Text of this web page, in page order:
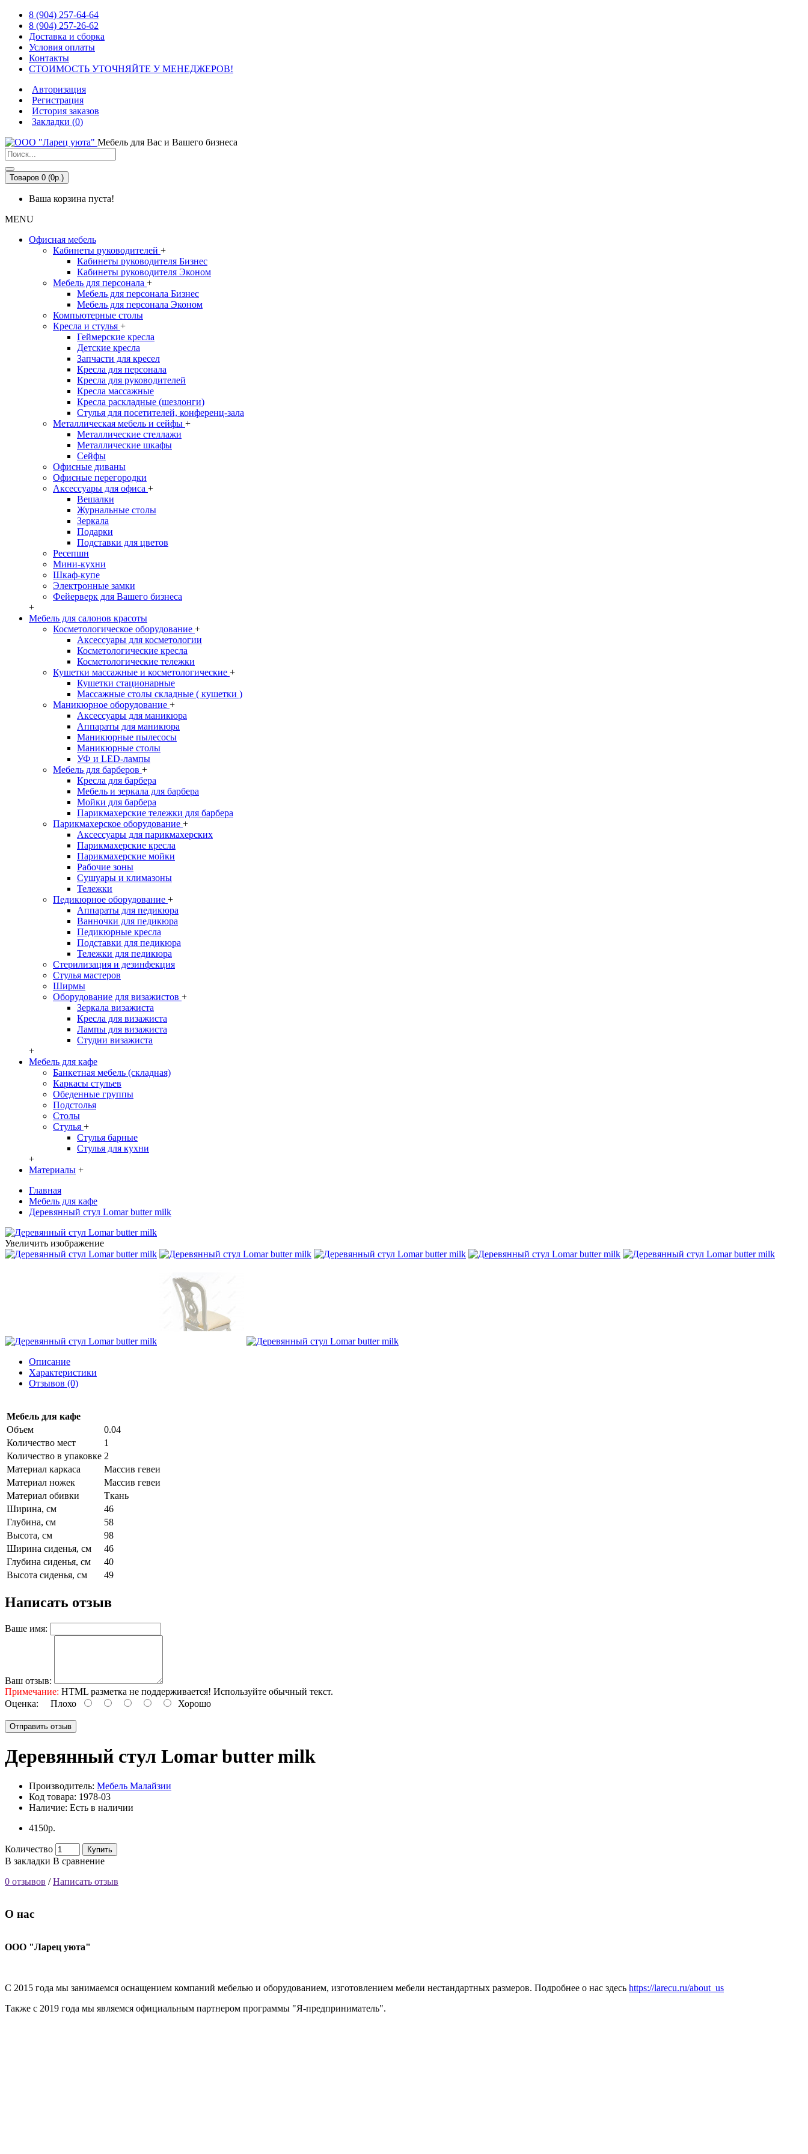
8 (904) 257-64-64
8 (904) 257-26-62
Доставка и сборка
Условия оплаты
Контакты
СТОИМОСТЬ УТОЧНЯЙТЕ У МЕНЕДЖЕРОВ!
Авторизация
Регистрация
История заказов
Закладки (0)
Мебель для Вас и Вашего бизнеса
Товаров 0 (0р.)
Ваша корзина пуста!
MENU
Офисная мебель
Кабинеты руководителей +
Кабинеты руководителя Бизнес
Кабинеты руководителя Эконом
Мебель для персонала +
Мебель для персонала Бизнес
Мебель для персонала Эконом
Компьютерные столы
Кресла и стулья +
Геймерские кресла
Детские кресла
Запчасти для кресел
Кресла для персонала
Кресла для руководителей
Кресла массажные
Кресла раскладные (шезлонги)
Стулья для посетителей, конференц-зала
Металлическая мебель и сейфы +
Металлические стеллажи
Металлические шкафы
Сейфы
Офисные диваны
Офисные перегородки
Аксессуары для офиса +
Вешалки
Журнальные столы
Зеркала
Подарки
Подставки для цветов
Ресепшн
Мини-кухни
Шкаф-купе
Электронные замки
Фейерверк для Вашего бизнеса
+
Мебель для салонов красоты
Косметологическое оборудование +
Аксессуары для косметологии
Косметологические кресла
Косметологические тележки
Кушетки массажные и косметологические +
Кушетки стационарные
Массажные столы складные ( кушетки )
Маникюрное оборудование +
Аксессуары для маникюра
Аппараты для маникюра
Маникюрные пылесосы
Маникюрные столы
УФ и LED-лампы
Мебель для барберов +
Кресла для барбера
Мебель и зеркала для барбера
Мойки для барбера
Парикмахерские тележки для барбера
Парикмахерское оборудование +
Аксессуары для парикмахерских
Парикмахерские кресла
Парикмахерские мойки
Рабочие зоны
Сушуары и климазоны
Тележки
Педикюрное оборудование +
Аппараты для педикюра
Ванночки для педикюра
Педикюрные кресла
Подставки для педикюра
Тележки для педикюра
Стерилизация и дезинфекция
Стулья мастеров
Ширмы
Оборудование для визажистов +
Зеркала визажиста
Кресла для визажиста
Лампы для визажиста
Студии визажиста
+
Мебель для кафе
Банкетная мебель (складная)
Каркасы стульев
Обеденные группы
Подстолья
Столы
Стулья +
Стулья барные
Стулья для кухни
+
Материалы +
Главная
Мебель для кафе
Деревянный стул Lomar butter milk
Увеличить изображение
Описание
Характеристики
Отзывов (0)
Мебель для кафе
Объем
0.04
Количество мест
1
Количество в упаковке 2
Материал каркаса
Массив гевеи
Материал ножек
Массив гевеи
Материал обивки
Ткань
Ширина, см
46
Глубина, см
58
Высота, см
98
Ширина сиденья, см
46
Глубина сиденья, см
40
Высота сиденья, см
49
Написать отзыв
Ваше имя:
Ваш отзыв:
Примечание: HTML разметка не поддерживается! Используйте обычный текст.
Оценка: Плохо Хорошо
Отправить отзыв
Деревянный стул Lomar butter milk
Производитель: Мебель Малайзии
Код товара: 1978-03
Наличие: Есть в наличии
4150р.
Количество Купить
В закладки В сравнение
0 отзывов /Написать отзыв
О нас
ООО "Ларец уюта"
С 2015 года мы занимаемся оснащением компаний мебелью и оборудованием, изготовлением мебели нестандартных размеров. Подробнее о нас здесь https://larecu.ru/about_us
Также с 2019 года мы являемся официальным партнером программы "Я-предприниматель".